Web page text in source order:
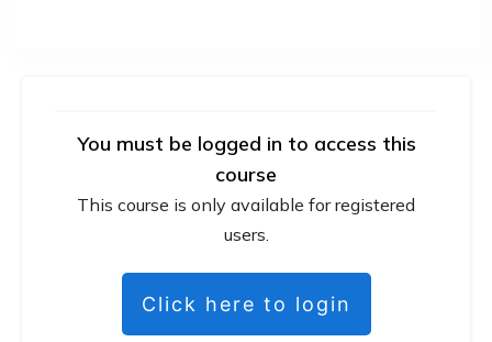
You must be logged in to access this
course
This course is only available for registered
users.
Click here to login